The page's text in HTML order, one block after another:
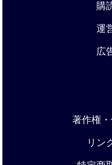
購
運
広
著作権
リン